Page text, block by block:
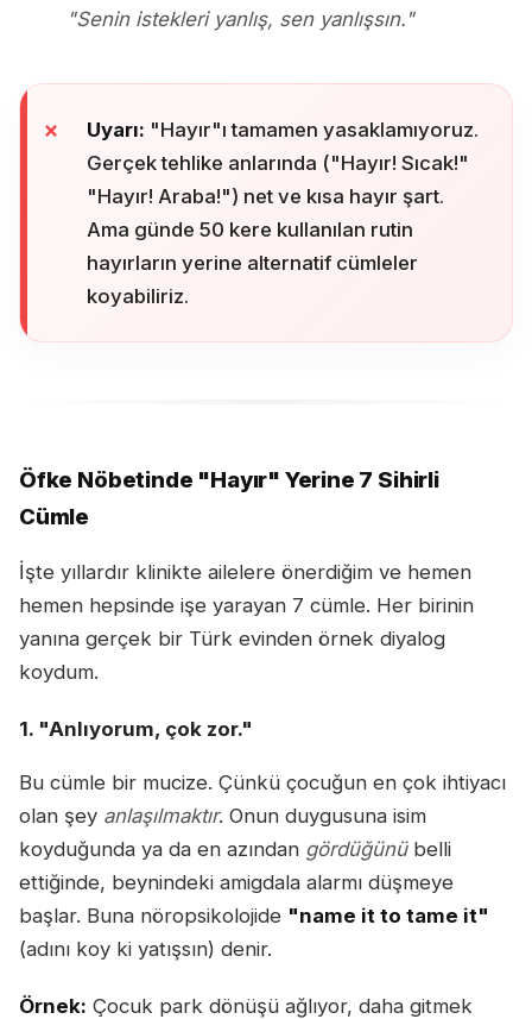
"Senin istekleri yanlış, sen yanlışsın."
Uyarı: "Hayır"ı tamamen yasaklamıyoruz.
Gerçek tehlike anlarında ("Hayır! Sıcak!"
"Hayır! Araba!") net ve kısa hayır şart.
Ama günde 50 kere kullanılan rutin
hayırların yerine alternatif cümleler
koyabiliriz.
Öfke Nöbetinde "Hayır" Yerine 7 Sihirli
Cümle
İşte yıllardır klinikte ailelere önerdiğim ve hemen
hemen hepsinde işe yarayan 7 cümle. Her birinin
yanına gerçek bir Türk evinden örnek diyalog
koydum.
1. "Anlıyorum, çok zor."
Bu cümle bir mucize. Çünkü çocuğun en çok ihtiyacı
olan şey anlaşılmaktır. Onun duygusuna isim
koyduğunda ya da en azından gördüğünübelli
ettiğinde, beynindeki amigdala alarmı düşmeye
başlar. Buna nöropsikolojide "name it to tame it"
(adını koy ki yatışsın) denir.
Örnek: Çocuk park dönüşü ağlıyor, daha gitmek